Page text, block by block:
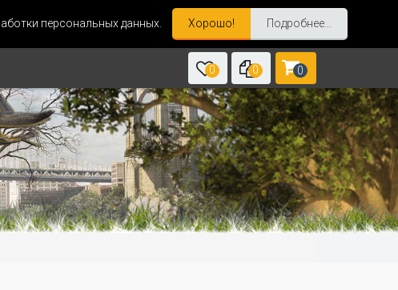
персональных данных. Хорошо! Подробнее...
0 0 0